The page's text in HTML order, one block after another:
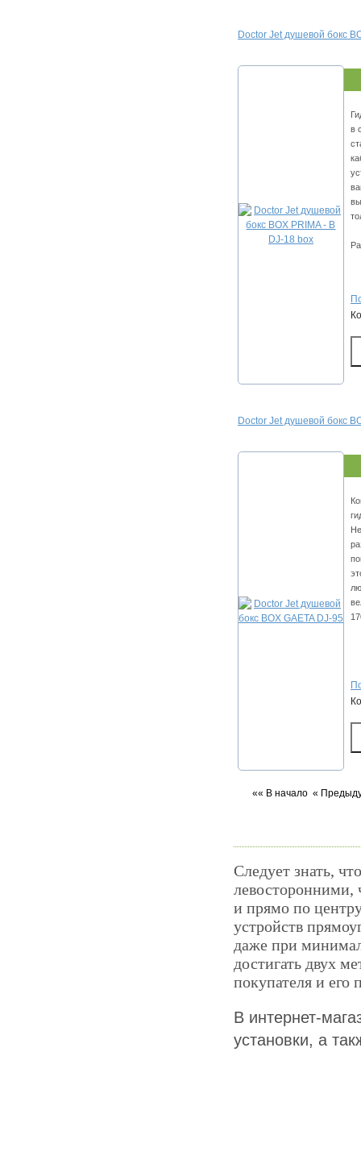
Doctor Jet душевой бокс
в
Doctor Jet душевой бокс
«« В начало «
Следует знать,
левосторонними,
и прямо по
устройств
даже при
достигать двух
покупателя и
В интернет-
установки, а